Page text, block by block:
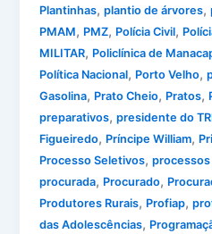
Plantinhas,plantio de árvores,
PMAM, PMZ, Polícia Civil,
MILITAR, Policlínica de
Política Nacional, Porto Velho,
Gasolina, Prato Cheio, Pratos,
preparativos,presidente do
Figueiredo, Príncipe William,
Processo Seletivos,
procurada, Procurado,
Produtores Rurais, Profiap,
das Adolescências,